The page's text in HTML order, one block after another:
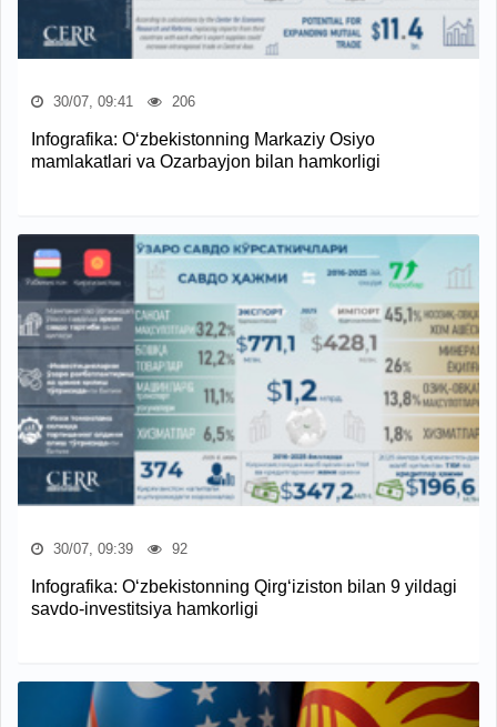
30/07, 09:41 206
Infografika: O‘zbekistonning Markaziy Osiyo
mamlakatlari va Ozarbayjon bilan hamkorligi
30/07, 09:39 92
Infografika: O‘zbekistonning Qirg‘iziston bilan 9 yildagi
savdo-investitsiya hamkorligi